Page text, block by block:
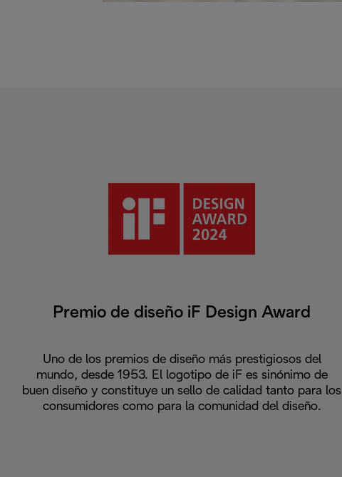
Premio de diseño iF Design Award
Uno de los premios de diseño más prestigiosos del
mundo, desde 1953. El logotipo de iF es sinónimo de
buen diseño y constituye un sello de calidad tanto para los
consumidores como para la comunidad del diseño.